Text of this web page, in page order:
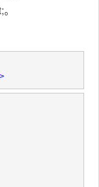
。
>